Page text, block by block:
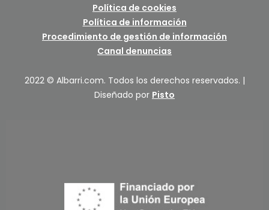
Política de cookies
Política de información
Procedimiento de gestión de información
Canal denuncias
2022 © Albarri.com. Todos los derechos reservados. |
Diseñado por Pisto